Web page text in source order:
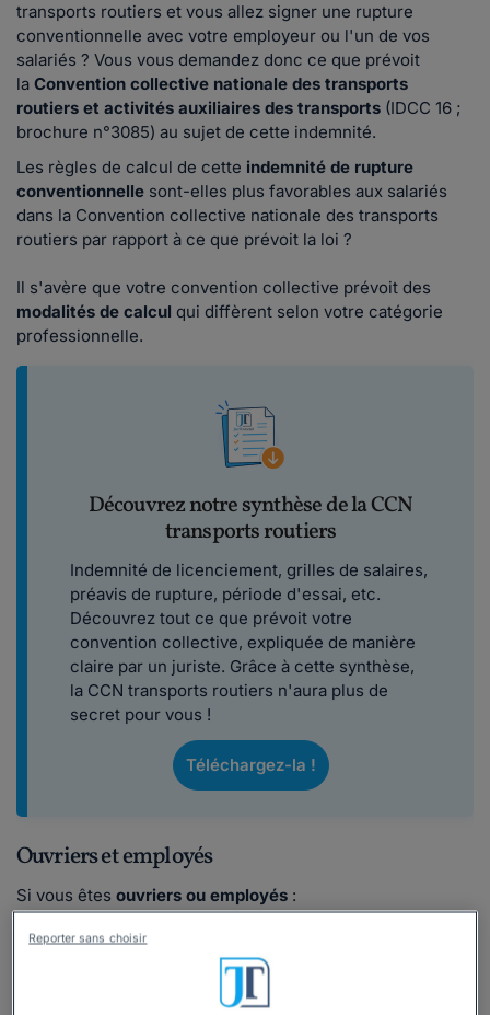
transports routiers et vous allez signer une rupture
conventionnelle avec votre employeur ou l'un de vos
salariés ? Vous vous demandez donc ce que prévoit
la Convention collective nationale des transports
routiers et activités auxiliaires des transports (IDCC 16 ;
brochure n°3085) au sujet de cette indemnité.
Les règles de calcul de cette indemnité de rupture
conventionnelle sont-elles plus favorables aux salariés
dans la Convention collective nationale des transports
routiers par rapport à ce que prévoit la loi ?
Il s'avère que votre convention collective prévoit des
modalités de calcul qui diffèrent selon votre catégorie
professionnelle.
Découvrez notre synthèse de la CCN
transports routiers
Indemnité de licenciement, grilles de salaires,
préavis de rupture, période d'essai, etc.
Découvrez tout ce que prévoit votre
convention collective, expliquée de manière
claire par un juriste. Grâce à cette synthèse,
la CCN transports routiers n'aura plus de
secret pour vous !
Téléchargez-la !
Ouvriers et employés
Si vous êtes ouvriers ou employés :
salariés de2 ans d'ancienneté
(salaire moyen des 3 derniers mois) x nombre d'années
3 ans d'ancienneté
Reporter sans choisir